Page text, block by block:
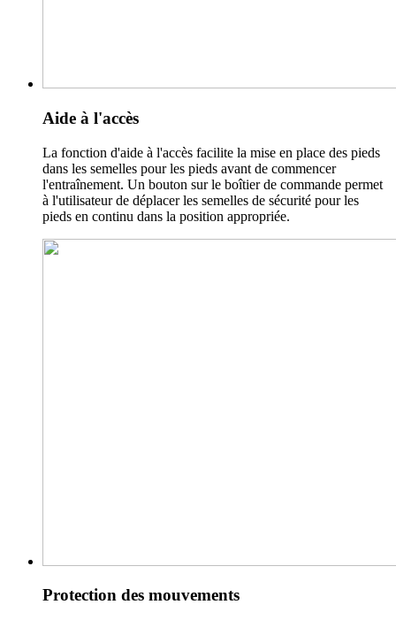
Aide à l'accès
La fonction d'aide à l'accès facilite la mise en place des pieds
dans les semelles pour les pieds avant de commencer
l'entraînement. Un bouton sur le boîtier de commande permet
à l'utilisateur de déplacer les semelles de sécurité pour les
pieds en continu dans la position appropriée.
Protection des mouvements